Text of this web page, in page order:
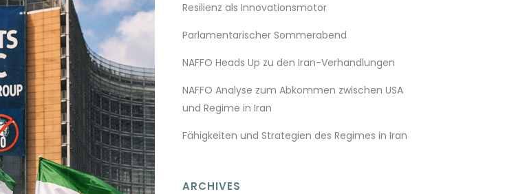
Resilienz als Innovationsmotor
Parlamentarischer Sommerabend
NAFFO Heads Up zu den Iran-Verhandlungen
NAFFO Analyse zum Abkommen zwischen USA
und Regime in Iran
Fähigkeiten und Strategien des Regimes in Iran
ARCHIVES